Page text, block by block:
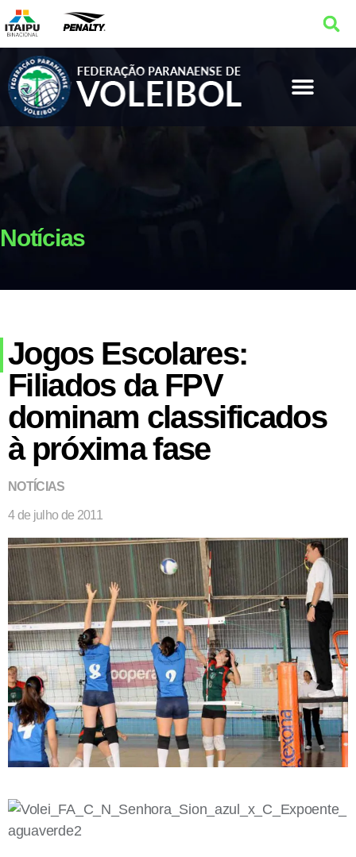
Notícias
Jogos Escolares:
Filiados da FPV
dominam classificados
à próxima fase
NOTÍCIAS
4 de julho de 2011